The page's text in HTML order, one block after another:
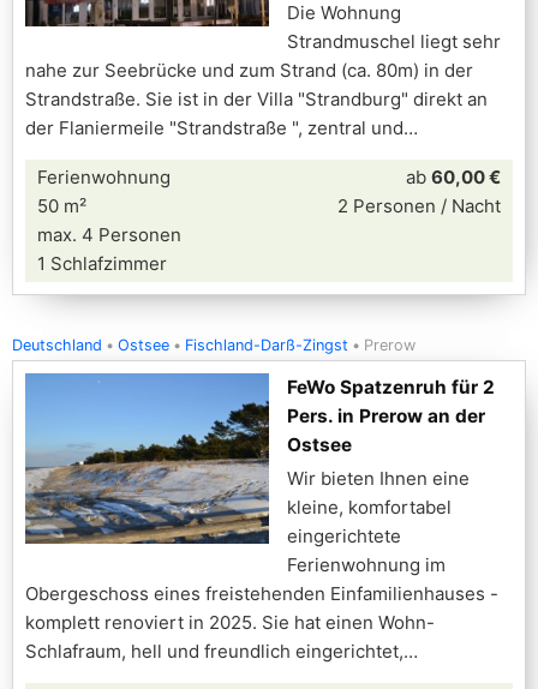
Die Wohnung
Strandmuschel liegt sehr
nahe zur Seebrücke und zum Strand (ca. 80m) in der
Strandstraße. Sie ist in der Villa "Strandburg" direkt an
der Flaniermeile "Strandstraße ", zentral und
Ferienwohnung
50 m²
max. 4 Personen
1 Schlafzimmer
ab 60,00 €
2 Personen / Nacht
Deutschland Ostsee Fischland-Darß-Zingst Prerow
FeWo Spatzenruh für 2
Pers. in Prerow an der
Ostsee
Wir bieten Ihnen eine
kleine, komfortabel
eingerichtete
Ferienwohnung im
Obergeschoss eines freistehenden Einfamilienhauses -
komplett renoviert in 2025. Sie hat einen Wohn-
Schlafraum, hell und freundlich eingerichtet,